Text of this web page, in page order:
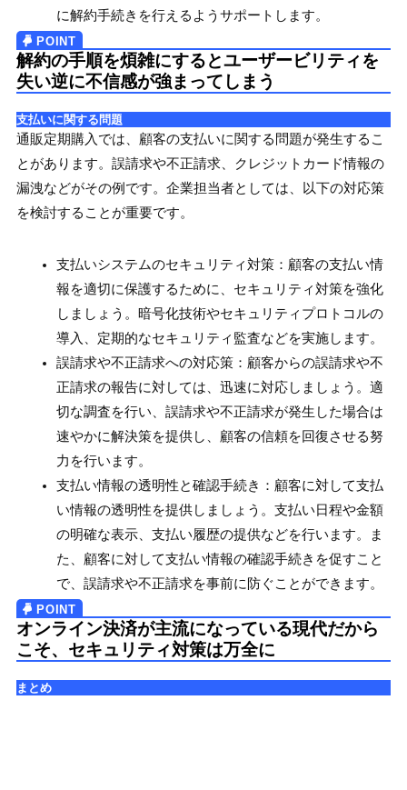
に解約手続きを行えるようサポートします。
解約の手順を煩雑にするとユーザービリティを
失い逆に不信感が強まってしまう
支払いに関する問題
通販定期購入では、顧客の支払いに関する問題が発生するこ
とがあります。誤請求や不正請求、クレジットカード情報の
漏洩などがその例です。企業担当者としては、以下の対応策
を検討することが重要です。
支払いシステムのセキュリティ対策：顧客の支払い情
報を適切に保護するために、セキュリティ対策を強化
しましょう。暗号化技術やセキュリティプロトコルの
導入、定期的なセキュリティ監査などを実施します。
誤請求や不正請求への対応策：顧客からの誤請求や不
正請求の報告に対しては、迅速に対応しましょう。適
切な調査を行い、誤請求や不正請求が発生した場合は
速やかに解決策を提供し、顧客の信頼を回復させる努
力を行います。
支払い情報の透明性と確認手続き：顧客に対して支払
い情報の透明性を提供しましょう。支払い日程や金額
の明確な表示、支払い履歴の提供などを行います。ま
た、顧客に対して支払い情報の確認手続きを促すこと
で、誤請求や不正請求を事前に防ぐことができます。
オンライン決済が主流になっている現代だから
こそ、セキュリティ対策は万全に
まとめ